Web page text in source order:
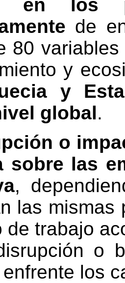
en los
de
80
y
y
global.
o
sobre las
,
las mismas
de trabajo
o
los